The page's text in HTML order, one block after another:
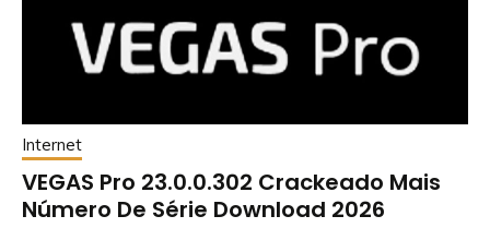
Internet
VEGAS Pro 23.0.0.302 Crackeado Mais
Número De Série Download 2026